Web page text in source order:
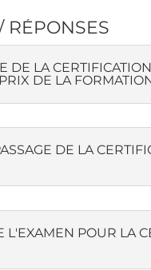
RÉPONSES
DE LA
DE LA
DE LA
L'EXAMEN POUR LA